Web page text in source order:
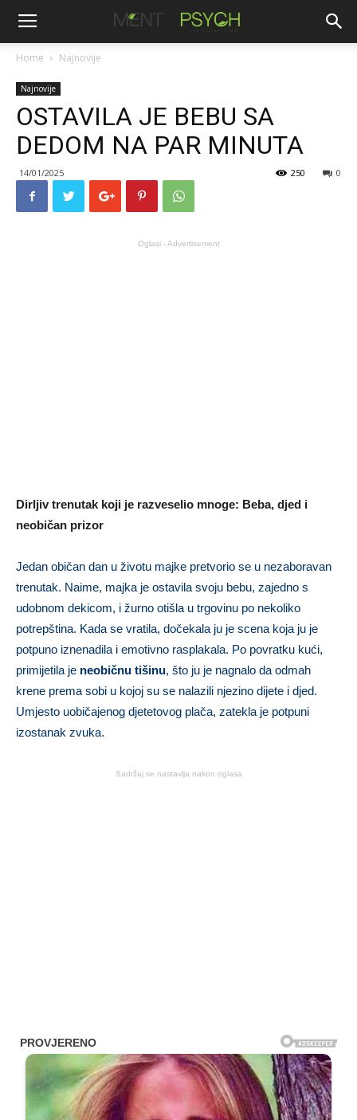
Home Najnovije
Najnovije
OSTAVILA JE BEBU SA
DEDOM NA PAR MINUTA
14/01/2025 0
250
Oglasi - Advertisement
Dirljiv trenutak koji je razveselio mnoge: Beba, djed i
neobičan prizor
Jedan običan dan u životu majke pretvorio se u nezaboravan
trenutak. Naime, majka je ostavila svoju bebu, zajedno s
udobnom dekicom, i žurno otišla u trgovinu po nekoliko
potrepština. Kada se vratila, dočekala ju je scena koja ju je
potpuno iznenadila i emotivno rasplakala. Po povratku kući,
primijetila je neobičnu tišinu, što ju je nagnalo da odmah
krene prema sobi u kojoj su se nalazili njezino dijete i djed.
Umjesto uobičajenog djetetovog plača, zatekla je potpuni
izostanak zvuka.
Sadržaj se nastavlja nakon oglasa